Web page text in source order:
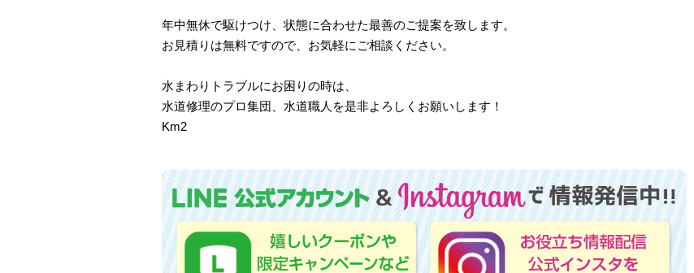
年中無休で駆けつけ、状態に合わせた最善のご提案を致します。
お見積りは無料ですので、お気軽にご相談ください。
水まわりトラブルにお困りの時は、
水道修理のプロ集団、水道職人を是非よろしくお願いします！
Km2